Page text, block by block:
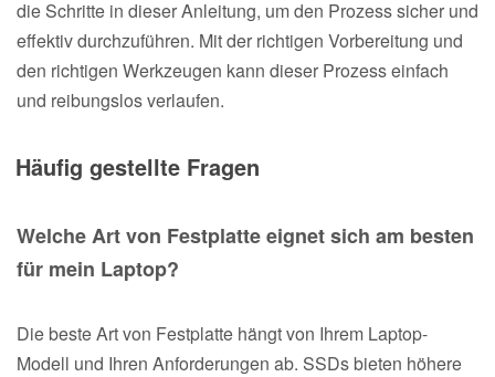
die Schritte in dieser Anleitung, um den Prozess sicher und
effektiv durchzuführen. Mit der richtigen Vorbereitung und
den richtigen Werkzeugen kann dieser Prozess einfach
und reibungslos verlaufen.
Häufig gestellte Fragen
Welche Art von Festplatte eignet sich am besten
für mein Laptop?
Die beste Art von Festplatte hängt von Ihrem Laptop-
Modell und Ihren Anforderungen ab. SSDs bieten höhere